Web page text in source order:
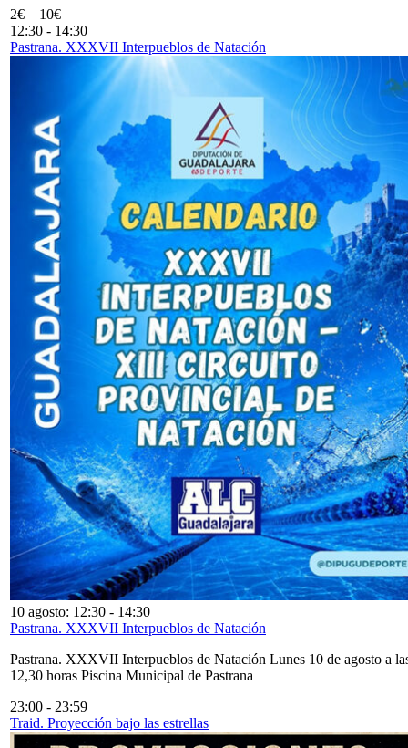
2€ – 10€
12:30 - 14:30
Pastrana. XXXVII Interpueblos de Natación
10 agosto: 12:30 - 14:30
Pastrana. XXXVII Interpueblos de Natación
Pastrana. XXXVII Interpueblos de Natación Lunes 10 de agosto a
12,30 horas Piscina Municipal de Pastrana
23:00 - 23:59
Traid. Proyección bajo las estrellas